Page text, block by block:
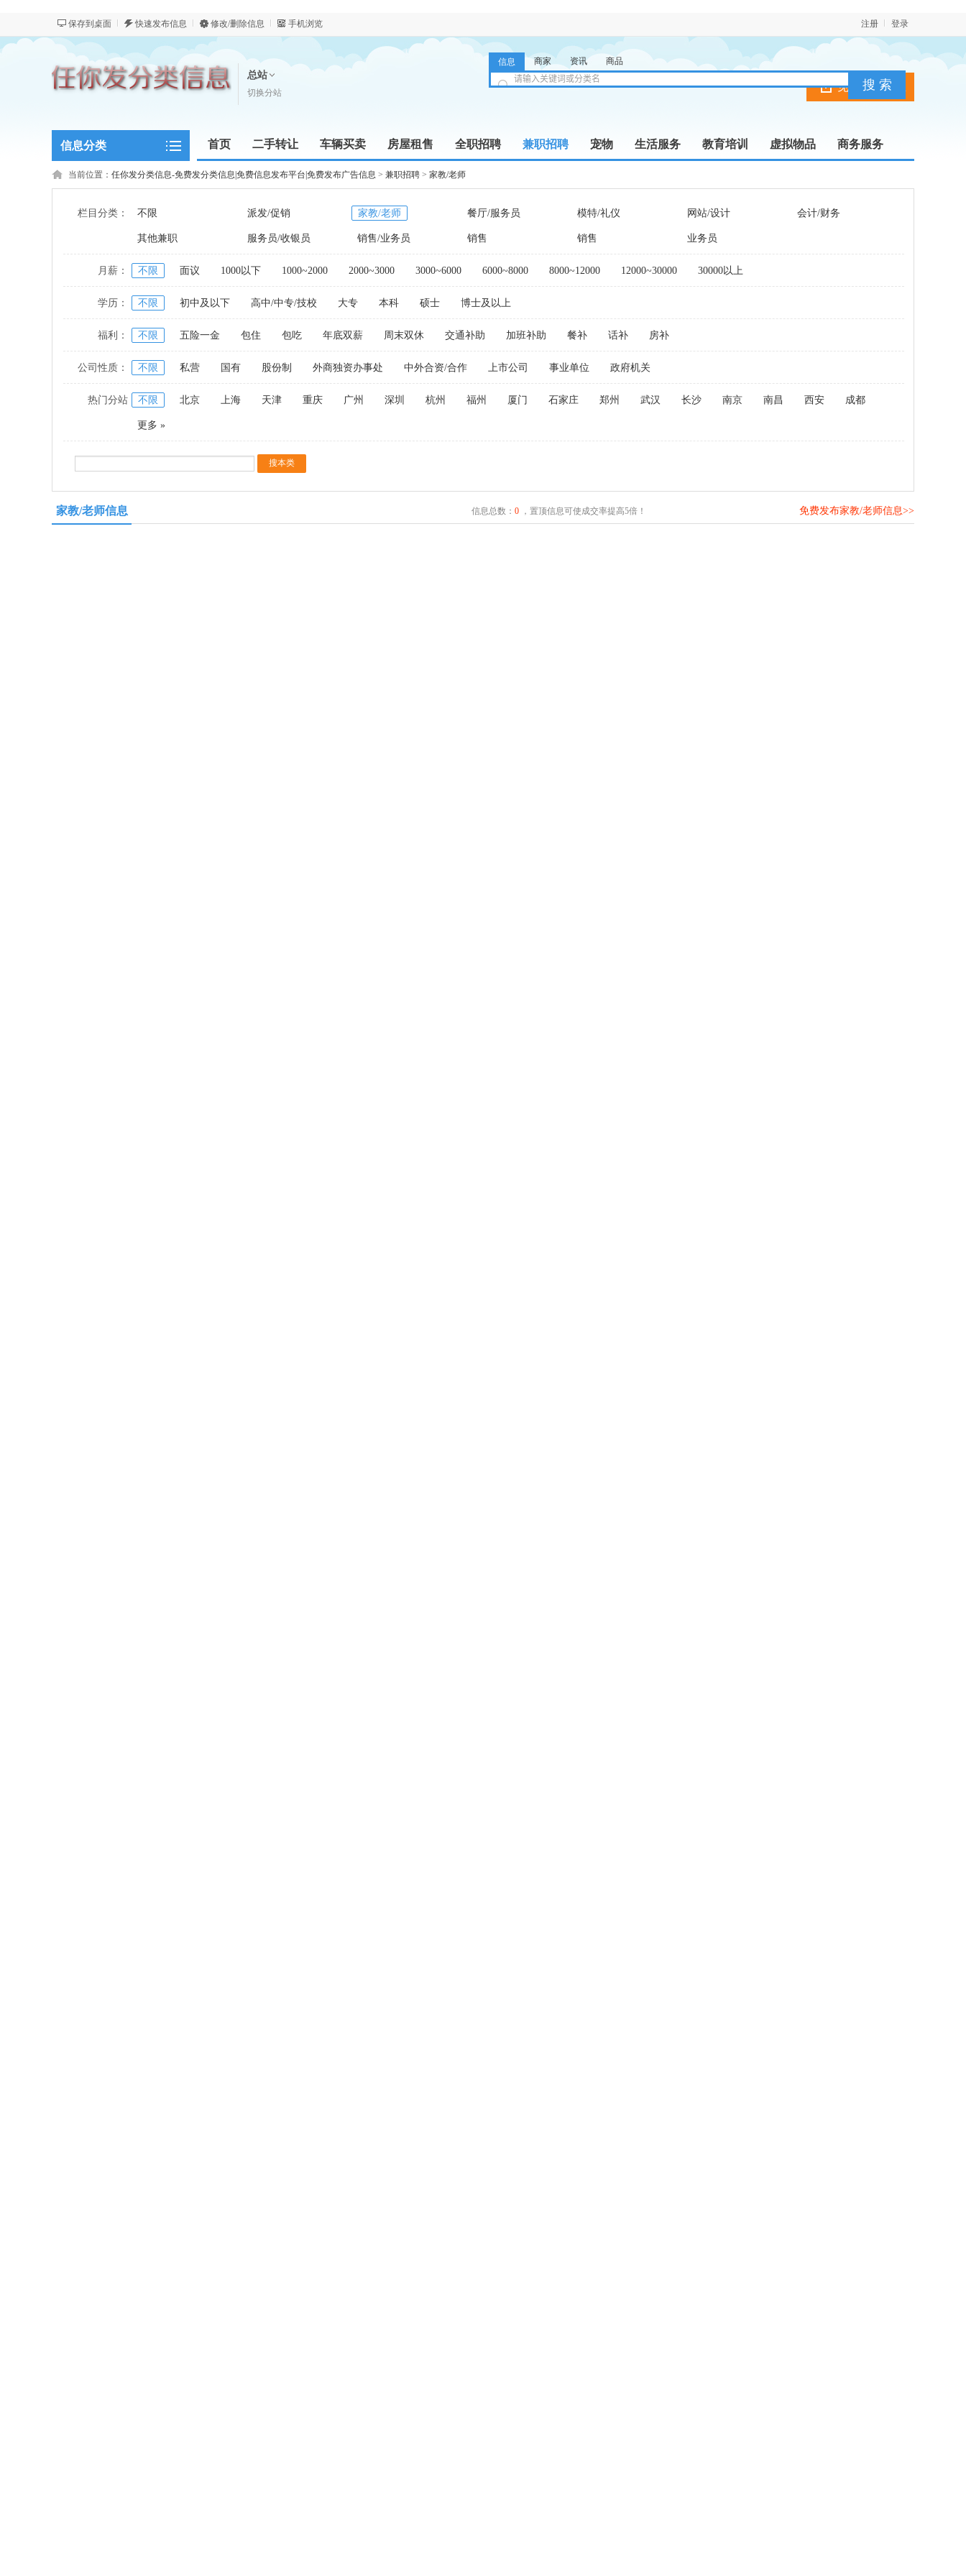
保存到桌面 快速发布信息 修改/删除信息 手机浏览 登录
注册
总站
切换分站 免费发布信息
信息 商家 资讯 商品
信息分类 首页 二手转让 车辆买卖 房屋租售 全职招聘 兼职招聘 宠物 生活服务 教育培训 虚拟物品 商务服务
新闻资讯
当前位置： 任你发分类信息-免费发分类信息|免费信息发布平台|免费发布广告信息 > 兼职招聘 > 家教/老师
栏目分类： 不限 派发/促销 家教/老师 餐厅/服务员 模特/礼仪 网站/设计 会计/财务
其他兼职 服务员/收银员 销售/业务员 销售 销售 业务员
月薪： 不限 面议 1000以下 1000~2000 2000~3000 3000~6000 6000~8000 8000~12000 12000~30000 30000以上
学历： 不限 初中及以下 高中/中专/技校 大专 本科 硕士 博士及以上
福利： 不限 五险一金 包住 包吃 年底双薪 周末双休 交通补助 加班补助 餐补 话补 房补
公司性质： 不限 私营 国有 股份制 外商独资办事处 中外合资/合作 上市公司 事业单位 政府机关
热门分站 不限 北京 上海 天津 重庆 广州 深圳 杭州 福州 厦门 石家庄 郑州 武汉 长沙 南京 南昌 西安 成都
更多 »
家教/老师信息 信息总数： 0，置顶信息可使成交率提高5倍！ 免费发布家教/老师信息>>